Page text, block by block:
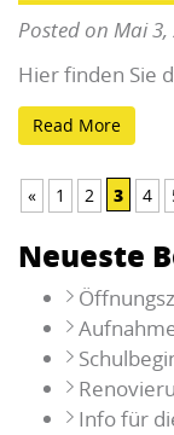
Posted on Mai 3,
Hier finden Sie
Read More
« 1 2 3 4
Neueste
Info für